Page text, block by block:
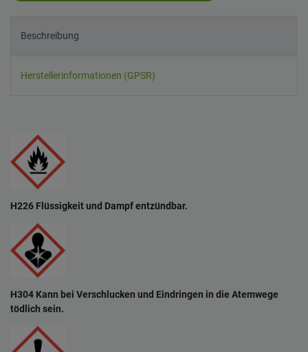
Beschreibung
Herstellerinformationen (GPSR)
H226 Flüssigkeit und Dampf entzündbar.
H304 Kann bei Verschlucken und Eindringen in die Atemwege
tödlich sein.